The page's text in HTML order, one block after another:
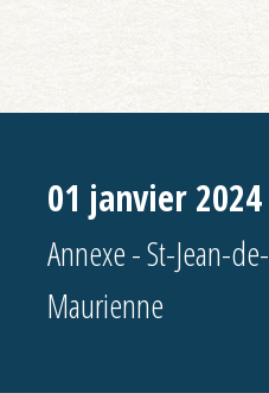
01 janvier 2024
Annexe - St-Jean-de-
Maurienne